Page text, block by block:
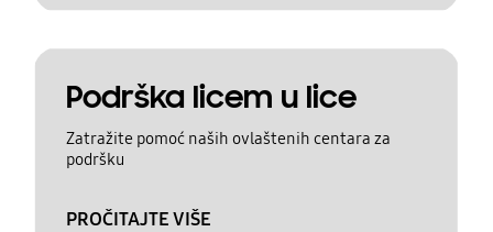
Podrška licem u lice
Zatražite pomoć naših ovlaštenih centara za
podršku
PROČITAJTE VIŠE